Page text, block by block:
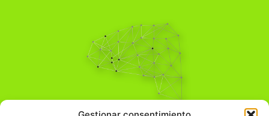
Pensamiento Crítico